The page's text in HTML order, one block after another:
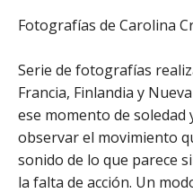
Fotografías de Carolina
Serie de fotografías
Francia, Finlandia y
ese momento de
observar el movimiento
sonido de lo que parece
la falta de acción. Un